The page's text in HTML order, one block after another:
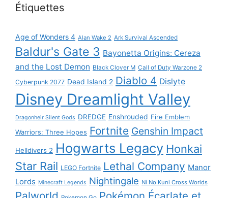
Étiquettes
Age of Wonders 4 Alan Wake 2 Ark Survival Ascended
Baldur's Gate 3 Bayonetta Origins: Cereza
and the Lost Demon Black Clover M Call of Duty Warzone 2
Cyberpunk 2077 Dead Island 2 Diablo 4 Dislyte
Disney Dreamlight Valley
Dragonheir Silent Gods DREDGE Enshrouded Fire Emblem
Warriors: Three Hopes Fortnite Genshin Impact
Helldivers 2 Hogwarts Legacy Honkai
Star Rail LEGO Fortnite Lethal Company Manor
Lords Minecraft Legends Nightingale Ni No Kuni Cross Worlds